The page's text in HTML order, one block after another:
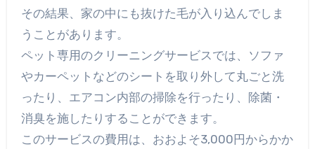
その結果、家の中にも抜けた毛が入り込んでしま
うことがあります。
ペット専用のクリーニングサービスでは、ソファ
やカーペットなどのシートを取り外して丸ごと洗
ったり、エアコン内部の掃除を行ったり、除菌・
消臭を施したりすることができます。
このサービスの費用は、おおよそ3,000円からかか